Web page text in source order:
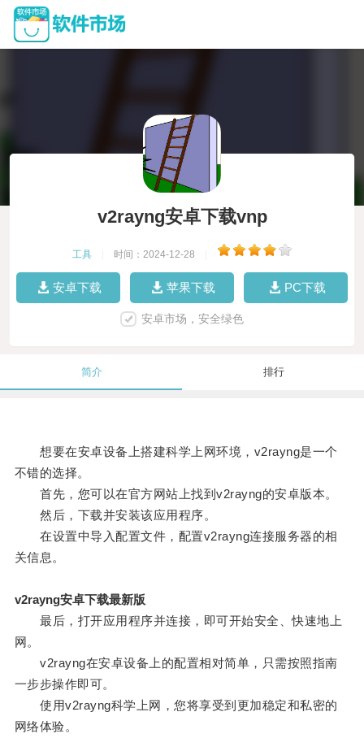
v2rayng安卓下载vnp
工具 时间：2024-12-28
安卓下载 苹果下载 PC下载
安卓市场，安全绿色
简介 排行
想要在安卓设备上搭建科学上网环境，v2rayng是一个
不错的选择。
首先，您可以在官方网站上找到v2rayng的安卓版本。
然后，下载并安装该应用程序。
在设置中导入配置文件，配置v2rayng连接服务器的相
关信息。
v2rayng安卓下载最新版
最后，打开应用程序并连接，即可开始安全、快速地上
网。
v2rayng在安卓设备上的配置相对简单，只需按照指南
一步步操作即可。
使用v2rayng科学上网，您将享受到更加稳定和私密的
网络体验。